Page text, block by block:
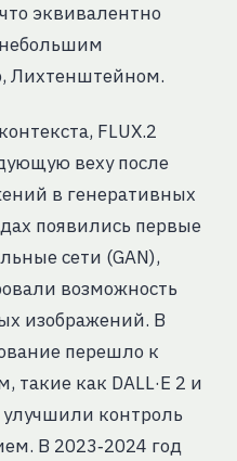
эквивалентно
Лихтенштейном.
FLUX.2
веху после
в генеративных
появились первые
сети (GAN),
возможность
изображений. В
перешло к
как DALL·E 2 и
контроль
В 2023‑2024 год